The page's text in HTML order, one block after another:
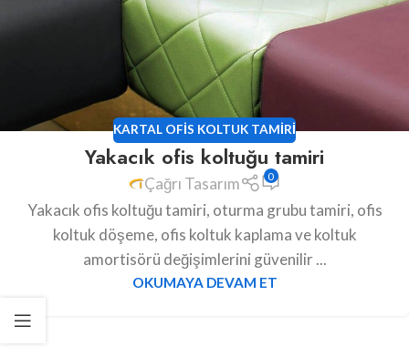
KARTAL OFIS KOLTUK TAMIRI
Yakacık ofis koltuğu tamiri
Çağrı Tasarım 0
Yakacık ofis koltuğu tamiri, oturma grubu tamiri, ofis
koltuk döşeme, ofis koltuk kaplama ve koltuk
amortisörü değişimlerini güvenilir ...
OKUMAYA DEVAM ET